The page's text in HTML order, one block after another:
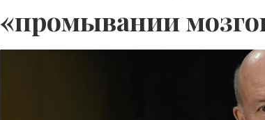
«промывании